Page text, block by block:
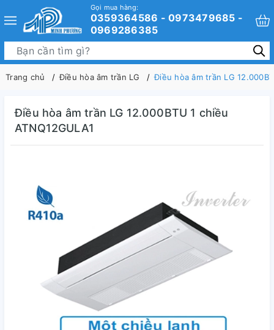
Gọi mua hàng:
0359364586 - 0973479685 -
0969286385
Trang chủ Điều hòa âm trần LG Điều hòa âm trần LG
Điều hòa âm trần LG 12.000BTU 1 chiều
ATNQ12GULA1